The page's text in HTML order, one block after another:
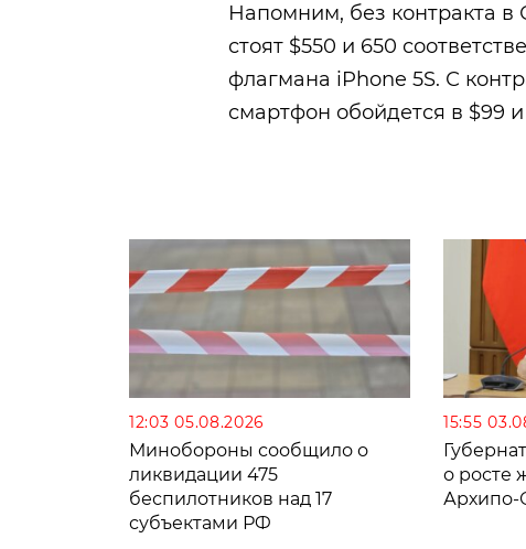
Напомним, без контракта
стоят $550 и 650
флагмана iPhone 5S. С
смартфон обойдется в $99 и
12:03 05.08.2026
Минобороны сообщило о
ликвидации 475
беспилотников над 17
субъектами РФ
15:55
о росте
Архипо-